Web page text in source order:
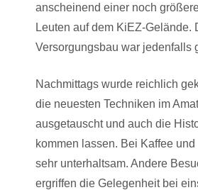
anscheinend einer noch
Leuten auf dem KiEZ-Gelände.
Versorgungsbau war jedenfalls
Nachmittags wurde reichlich
die neuesten Techniken im
ausgetauscht und auch die
kommen lassen. Bei Kaffee und
sehr unterhaltsam. Andere
ergriffen die Gelegenheit bei